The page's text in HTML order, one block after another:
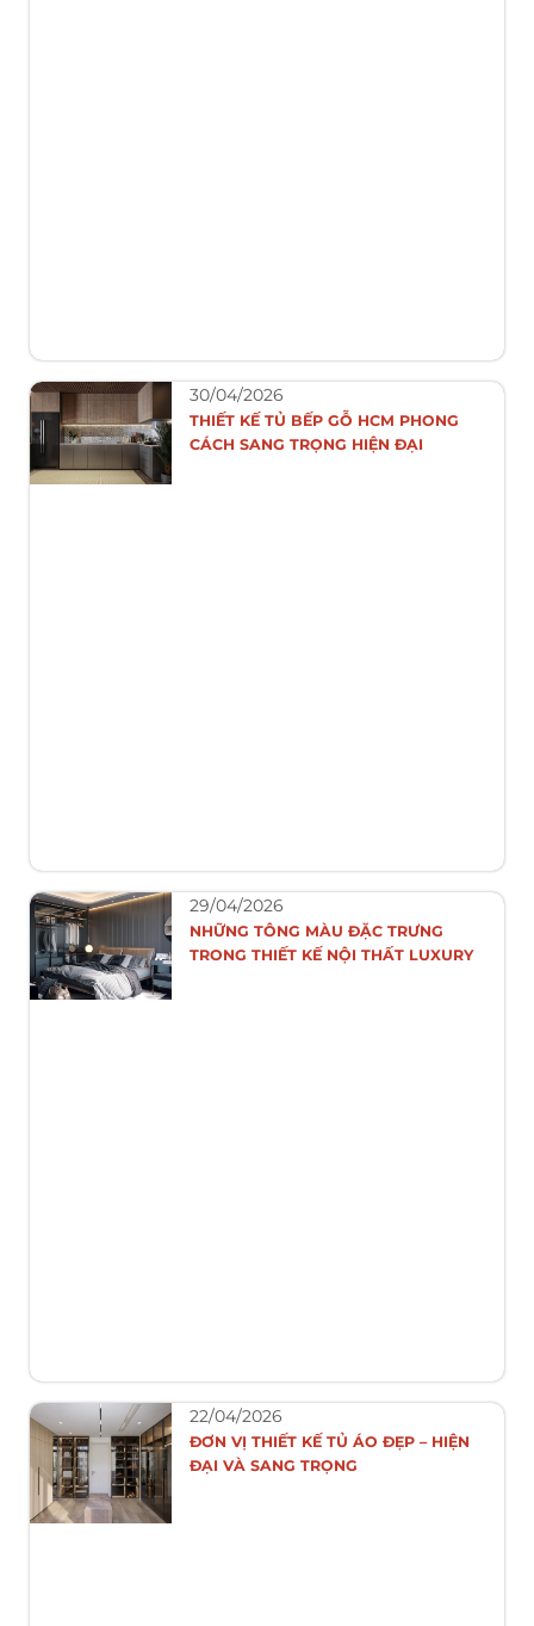
30/04/2026
THIẾT KẾ TỦ BẾP GỖ HCM PHONG
CÁCH SANG TRỌNG HIỆN ĐẠI
29/04/2026
NHỮNG TÔNG MÀU ĐẶC TRƯNG
TRONG THIẾT KẾ NỘI THẤT LUXURY
22/04/2026
ĐƠN VỊ THIẾT KẾ TỦ ÁO ĐẸP – HIỆN
ĐẠI VÀ SANG TRỌNG